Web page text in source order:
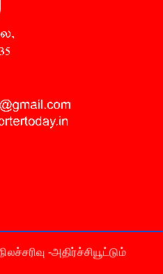
-அதிர்ச்சியூட்டும்